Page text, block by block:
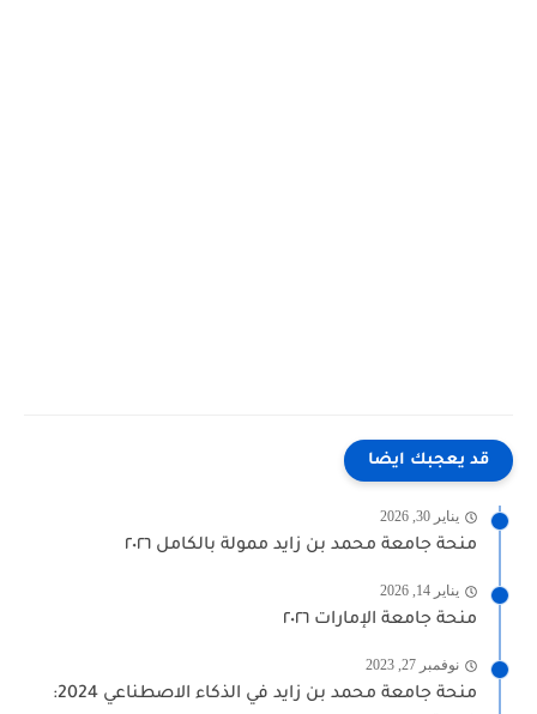
قد يعجبك ايضا
يناير 30, 2026
منحة جامعة محمد بن زايد ممولة بالكامل ٢٠٢٦
يناير 14, 2026
منحة جامعة الإمارات ٢٠٢٦
نوفمبر 27, 2023
منحة جامعة محمد بن زايد في الذكاء الاصطناعي 2024: